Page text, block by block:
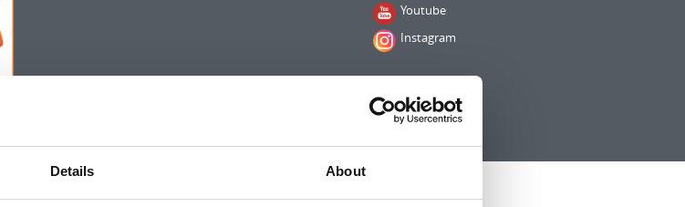
Details About
Youtube
Instagram